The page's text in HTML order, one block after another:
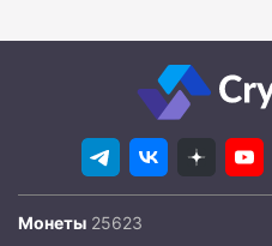
Монеты